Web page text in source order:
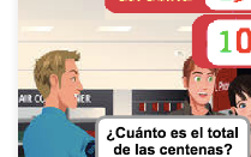
En este juego se trabajan
que no llegan a formar una